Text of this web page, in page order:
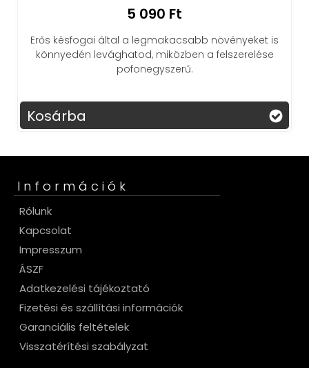
5 090 Ft
Erős késfogai által a legmakacsabb növényeket is
könnyedén levághatod, miközben a felszerelése
pofonegyszerű.
Kosárba
Információk
Rólunk
Kapcsolat
Impresszum
ÁSZF
Adatkezelési tájékoztató
Fizetési és szállítási információk
Garanciális feltételek
Visszatérítési szabályzat